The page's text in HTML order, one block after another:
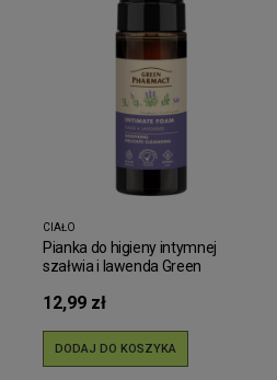
CIAŁO
Pianka do higieny intymnej
szałwia i lawenda Green
12,99 zł
DODAJ DO KOSZYKA